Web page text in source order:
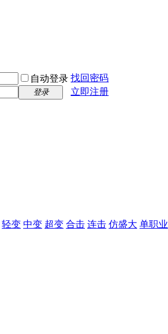
自动登录 找回密码
登录
立即注册
轻变 中变 超变 合击 连击 仿盛大 单职业